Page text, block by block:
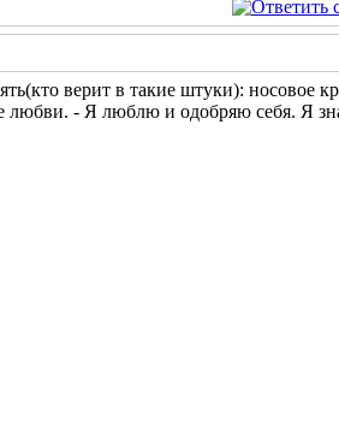
верит в такие штуки): носовое
любви. - Я люблю и одобряю себя. Я